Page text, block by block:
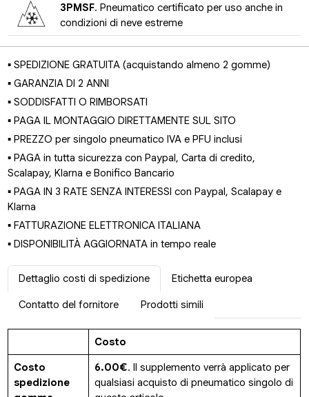
3PMSF. Pneumatico certificato per uso anche in
condizioni di neve estreme
▪ SPEDIZIONE GRATUITA (acquistando almeno 2 gomme)
▪ GARANZIA DI 2 ANNI
▪ SODDISFATTI O RIMBORSATI
▪ PAGA IL MONTAGGIO DIRETTAMENTE SUL SITO
▪ PREZZO per singolo pneumatico IVA e PFU inclusi
▪ PAGA in tutta sicurezza con Paypal, Carta di credito,
Scalapay, Klarna e Bonifico Bancario
▪ PAGA IN 3 RATE SENZA INTERESSI con Paypal, Scalapay e
Klarna
▪ FATTURAZIONE ELETTRONICA ITALIANA
▪ DISPONIBILITÀ AGGIORNATA in tempo reale
Dettaglio costi di spedizione Etichetta europea
Contatto del fornitore Prodotti simili
Costo
Costo
spedizione
6.00€. Il supplemento verrà applicato per
qualsiasi acquisto di pneumatico singolo di